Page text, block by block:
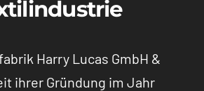
Harry Lucas GmbH &
ihrer Gründung im Jahr